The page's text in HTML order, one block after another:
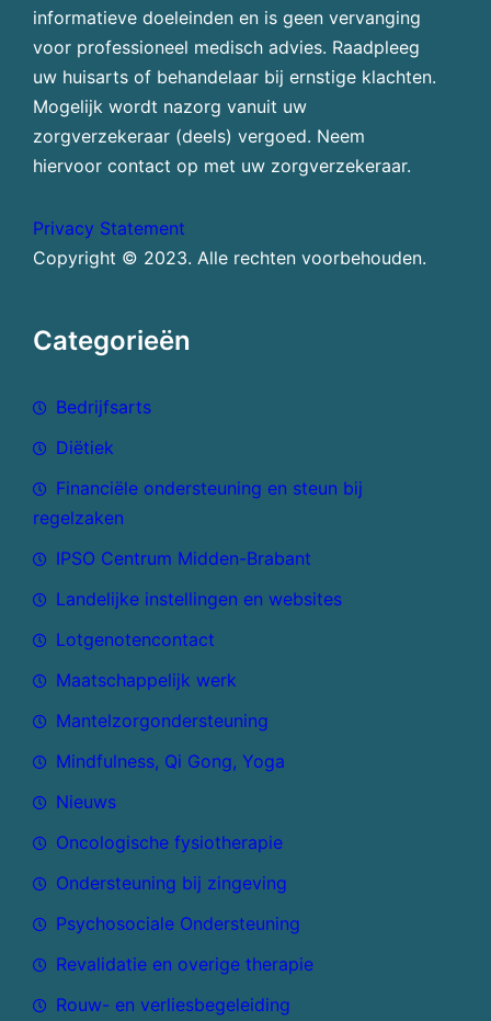
informatieve doeleinden en is geen vervanging
voor professioneel medisch advies. Raadpleeg
uw huisarts of behandelaar bij ernstige klachten.
Mogelijk wordt nazorg vanuit uw
zorgverzekeraar (deels) vergoed. Neem
hiervoor contact op met uw zorgverzekeraar.
Privacy Statement
Copyright © 2023. Alle rechten voorbehouden.
Categorieën
Bedrijfsarts
Diëtiek
Financiële ondersteuning en steun bij
regelzaken
IPSO Centrum Midden-Brabant
Landelijke instellingen en websites
Lotgenotencontact
Maatschappelijk werk
Mantelzorgondersteuning
Mindfulness, Qi Gong, Yoga
Nieuws
Oncologische fysiotherapie
Ondersteuning bij zingeving
Psychosociale Ondersteuning
Revalidatie en overige therapie
Rouw- en verliesbegeleiding